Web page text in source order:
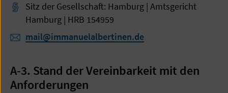
Sitz der Gesellschaft: Hamburg | Amtsgericht
Hamburg | HRB 154959
mail@immanuelalbertinen.de
A-3. Stand der Vereinbarkeit mit den
Anforderungen